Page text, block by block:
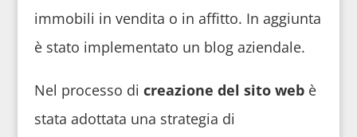
immobili in vendita o in affitto. In aggiunta
è stato implementato un blog aziendale.
Nel processo di creazione del sito webè
stata adottata una strategia di